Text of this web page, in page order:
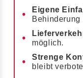
Eigene
Behinderung
möglich.
Strenge
bleibt